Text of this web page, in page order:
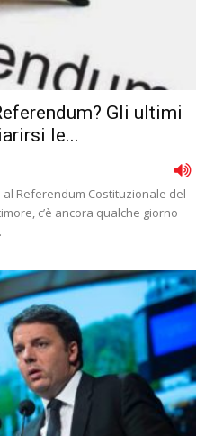
Gli ultimi
le...
Referendum Costituzionale del
c’è ancora qualche giorno